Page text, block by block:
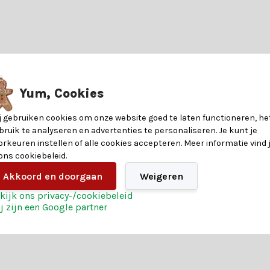
kunststof voor de perfecte uitstraling.
Het is veelzijdig, eenvoudig te gebruiken en brengt direct een
je over welke kerstkrans het beste bij jouw inrichting past? Laat
voor een geslaagde kerst. Profiteer daarnaast van:
8721037682176
30
30
Yum, Cookies
gebruiken cookies om onze website goed te laten functioneren,
te analyseren en advertenties te personaliseren. Je kunt je
instellen of alle cookies accepteren. Meer informatie vind
cookiebeleid.
Akkoord en doorgaan
Weigeren
ons privacy-/cookiebeleid
zijn een Google partner